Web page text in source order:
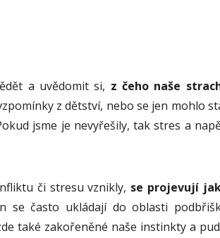
a uvědomit si, z čeho naše
z dětství, nebo se jen mohlo
jsme je nevyřešily, tak stres a
či stresu vznikly, se projevují
se často ukládají do oblasti
také zakořeněné naše instinkty a